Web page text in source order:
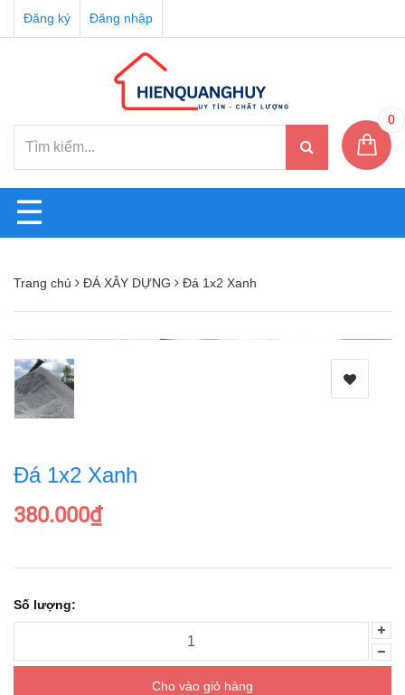
Đăng ký Đăng nhập
0
☰
Trang chủ ĐÁ XÂY DỰNG Đá 1x2 Xanh
Đá 1x2 Xanh
380.000₫
Số lượng:
Cho vào giỏ hàng